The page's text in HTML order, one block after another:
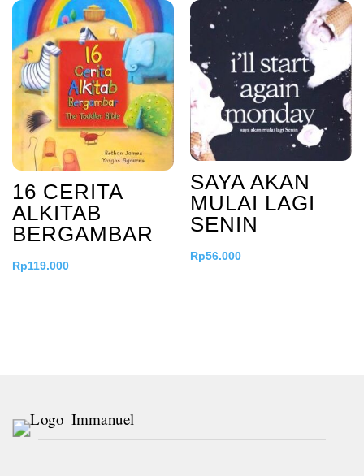
16 CERITA
ALKITAB
BERGAMBAR
Rp119.000
SAYA AKAN
MULAI LAGI
SENIN
Rp56.000